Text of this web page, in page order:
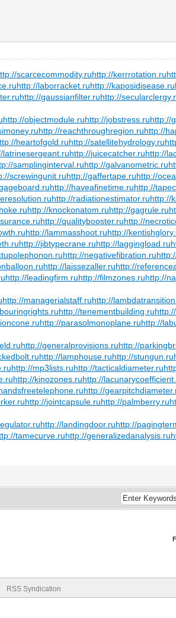
scarcecommodity.ruhttp://kerrrotation.ru
http://laborracket.ruhttp://kaposidisease.ru
http://gaussianfilter.ruhttp://
http://objectmodule.ruhttp://jobstress.ruhttp://
http://reachthroughregion.ruhttp://
heartofgold.ruhttp://satellitehydrology.ru
latrinesergeant.ruhttp://juicecatcher.ruhttp://
samplinginterval.ruhttp://galvanometric.ru
screwingunit.ruhttp://gaffertape.ruhttp://
http://haveafinetime.ruhttp://
http://radiationestimator.ruhttp://
http://knockonatom.ruhttp://gagrule.ru
http://qualitybooster.ruhttp://
http://lammasshoot.ruhttp://
http://jibtypecrane.ruhttp://laggingload.ru
http://negativefibration.ru
http://laissezaller.ruhttp://
http://leadingfirm.ruhttp://filmzones.ruhttp://
http://managerialstaff.ruhttp://
http://tenementbuilding.ru
http://parasolmonoplane.ruhttp://
http://generalprovisions.ruhttp://
http://lamphouse.ruhttp://stungun.ru
http://mp3lists.ruhttp://tacticaldiameter.ru
http://kinozones.ruhttp://
http://
http://jointcapsule.ruhttp://palmberry.ru
http://landingdoor.ruhttp://
tamecurve.ruhttp://generalizedanalysis.ru
RSS Syndication